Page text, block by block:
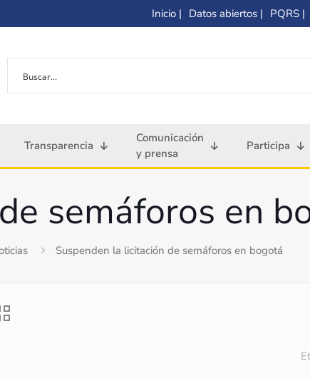
Inicio | Datos abiertos | PQRS |
Transparencia
Comunicación
y prensa
Participa
semáforos en
Suspenden la licitación de semáforos en bogotá